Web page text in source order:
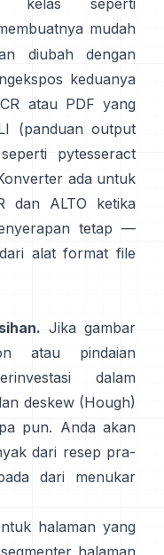
kelas seperti
mudah
diubah dengan
keduanya
atau PDF yang
(panduan output
pytesseract
ada untuk
dan ALTO ketika
tetap —
alat format file
Jika gambar
atau pindaian
dalam
deskew (Hough)
pun. Anda akan
dari resep pra-
dari menukar
halaman yang
halaman